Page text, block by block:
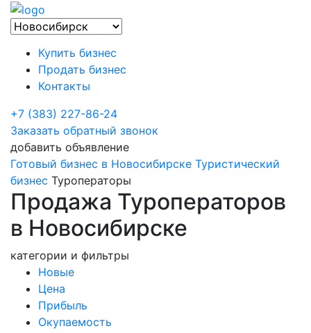
Купить бизнес
Продать бизнес
Контакты
+7 (383) 227-86-24
Заказать обратный звонок
добавить объявление
Готовый бизнес в Новосибирске Туристический
бизнес Туроператоры
Продажа Туроператоров
в Новосибирске
категории и фильтры
Новые
Цена
Прибыль
Окупаемость